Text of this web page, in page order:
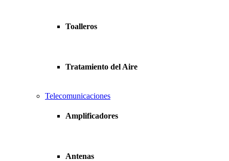
Toalleros
Tratamiento del Aire
Telecomunicaciones
Amplificadores
Antenas